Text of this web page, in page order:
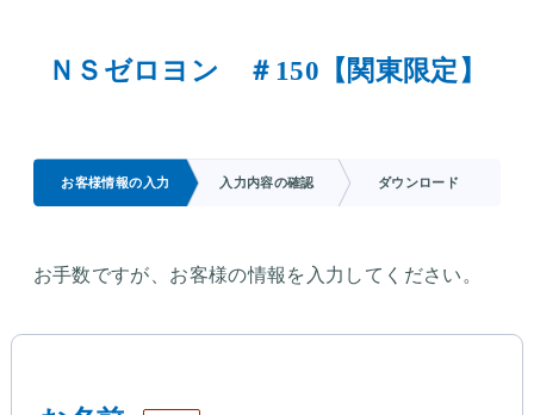
ＮＳゼロヨン ＃150【関東限定】
お客様情報の入力 入力内容の確認 ダウンロード
お手数ですが、お客様の情報を入力してください。